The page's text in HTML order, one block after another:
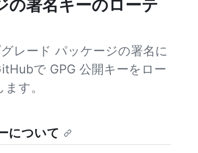
の署名キーのローテ
レード パッケージの署名に
で GPG 公開キーをロー
す。
について